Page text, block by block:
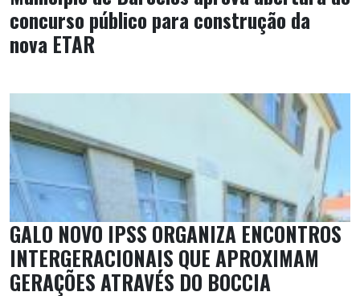
concurso público para construção da
nova ETAR
GALO NOVO IPSS ORGANIZA ENCONTROS
INTERGERACIONAIS QUE APROXIMAM
GERAÇÕES ATRAVÉS DO BOCCIA